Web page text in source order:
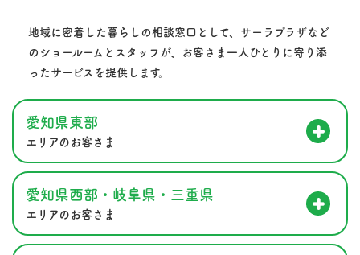
地域に密着した暮らしの相談窓口として、サーラプラザなど
のショールームとスタッフが、
お客さま一人ひとりに寄り添
ったサービスを提供します。
愛知県東部
エリアのお客さま
愛知県西部・岐阜県・三重県
エリアのお客さま